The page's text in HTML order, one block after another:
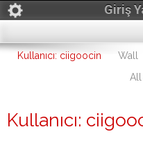
Giriş
Kullanıcı: ciigoocin Wall
All
Kullanıcı: